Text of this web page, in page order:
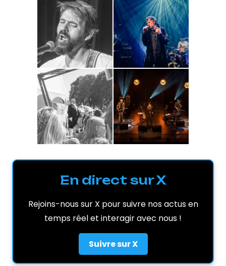
En direct sur X
Rejoins-nous sur X pour suivre nos actus en
temps réel et interagir avec nous !
Suivre sur X